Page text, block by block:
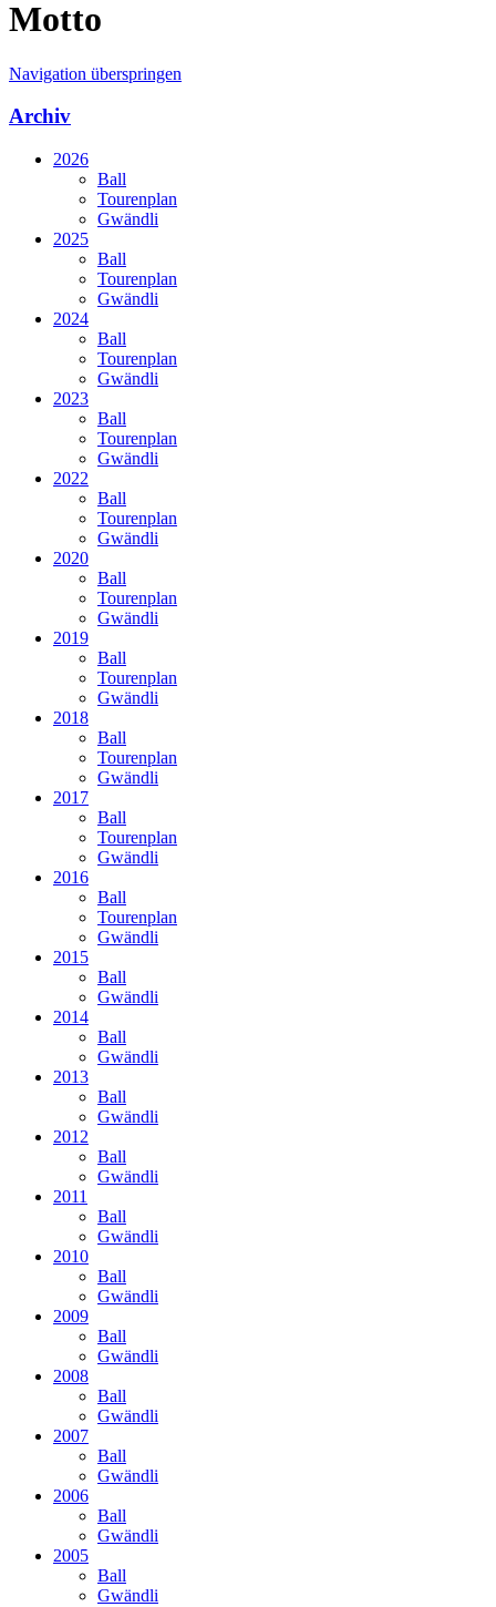
Motto
Navigation überspringen
Archiv
2026
Ball
Tourenplan
Gwändli
2025
Ball
Tourenplan
Gwändli
2024
Ball
Tourenplan
Gwändli
2023
Ball
Tourenplan
Gwändli
2022
Ball
Tourenplan
Gwändli
2020
Ball
Tourenplan
Gwändli
2019
Ball
Tourenplan
Gwändli
2018
Ball
Tourenplan
Gwändli
2017
Ball
Tourenplan
Gwändli
2016
Ball
Tourenplan
Gwändli
2015
Ball
Gwändli
2014
Ball
Gwändli
2013
Ball
Gwändli
2012
Ball
Gwändli
2011
Ball
Gwändli
2010
Ball
Gwändli
2009
Ball
Gwändli
2008
Ball
Gwändli
2007
Ball
Gwändli
2006
Ball
Gwändli
2005
Ball
Gwändli